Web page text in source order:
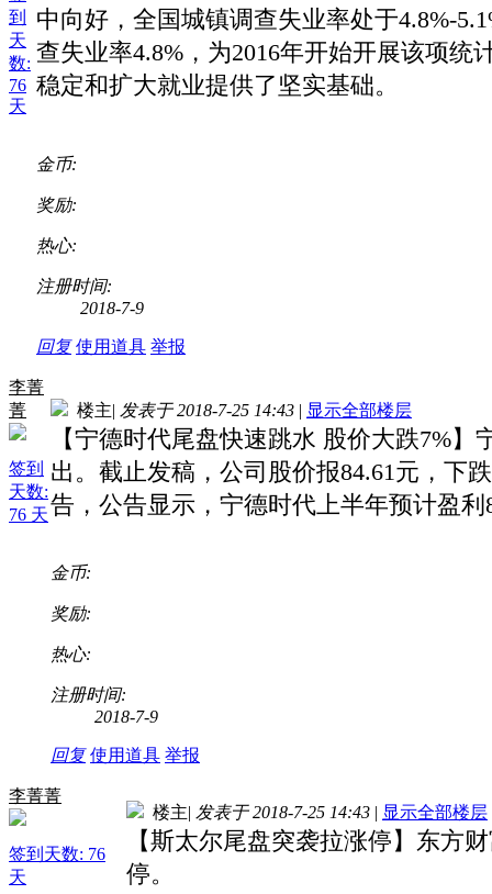
到
天
数:
76
天
中向好，全国城镇调查失业率处于4.8%-
查失业率4.8%，为2016年开始开展该项
稳定和扩大就业提供了坚实基础。
金币:
奖励:
热心:
注册时间:
2018-7-9
回复 使用道具 举报
李菁
菁
签到
天数:
76 天
楼主| 发表于 2018-7-25 14:43 | 显示全部楼层
【宁德时代尾盘快速跳水 股价大跌7%
出。截止发稿，公司股价报84.61元，下
告，公告显示，宁德时代上半年预计盈利
金币:
奖励:
热心:
注册时间:
2018-7-9
回复 使用道具 举报
李菁菁
签到天数: 76
天
楼主| 发表于 2018-7-25 14:43 | 显示全部楼层
【斯太尔尾盘突袭拉涨停】东方
停。